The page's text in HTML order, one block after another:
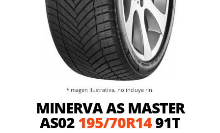
MINERVA AS MASTER
AS02195/70R1491T
*Imagen ilustrativa, no incluye rin.